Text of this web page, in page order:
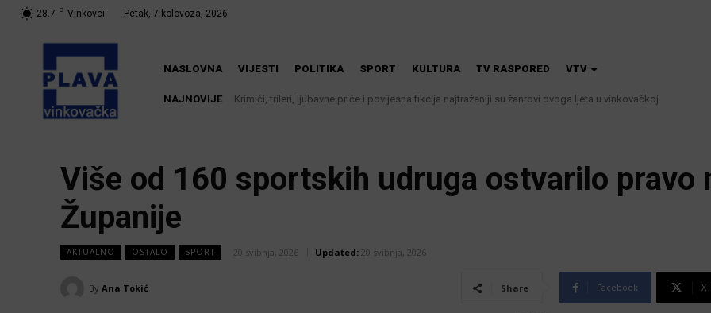
28.7 C Vinkovci Petak, 7 kolovoza, 2026
NASLOVNA VIJESTI POLITIKA SPORT KULTURA TV RASPORED VTV
NAJNOVIJEKrimići, trileri, ljubavne priče i povijesna fikcija najtraženiji su žanrovi ovoga ljeta u vinkovačkoj
Iz Vinkovačkog vodovoda i kanalizacije najavljuju smanjenje tlaka u vodovodnoj mreži
Više od 160 sportskih udruga ostvarilo pravo
Županije
AKTUALNO OSTALO SPORT 20 svibnja, 2026 Updated: 20 svibnja, 2026
By Ana Tokić Share Facebook X